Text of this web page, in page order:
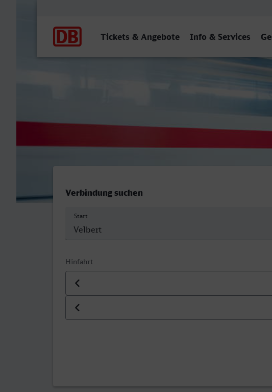
Tickets & Angebote Info & Services
Velbert-Neviges - Grevenbroich
Verbindung suchen
Start
Hinfahrt
Datum der Hinfahrt
Uhrzeit der Hinfahrt